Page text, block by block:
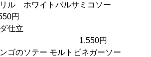
リル ホワイトバルサミコソー
仕立
円
ゴのソテー モルトビネガーソー